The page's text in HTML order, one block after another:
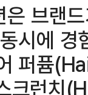
브랜
시에
퍼퓸
크런치